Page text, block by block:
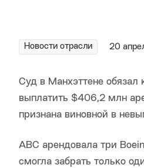
Новости отрасли 20
Суд в Манхэттене
выплатить $406,2 млн
признана виновной в
ABC арендовала три
смогла забрать только